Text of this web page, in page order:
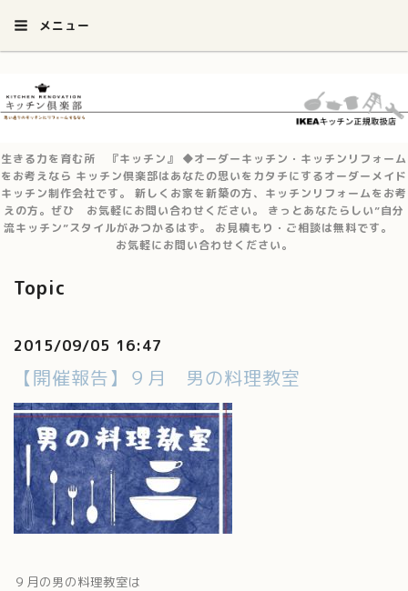
メニュー
生きる力を育む所 『キッチン』 ◆オーダーキッチン・キッチンリフォーム
をお考えなら キッチン倶楽部はあなたの思いをカタチにするオーダーメイド
キッチン制作会社です。 新しくお家を新築の方、キッチンリフォームをお考
えの方。ぜひ お気軽にお問い合わせください。 きっとあなたらしい”自分
流キッチン”スタイルがみつかるはず。 お見積もり・ご相談は無料です。
お気軽にお問い合わせください。
Topic
2015/09/05 16:47
【開催報告】９月 男の料理教室
９月の男の料理教室は